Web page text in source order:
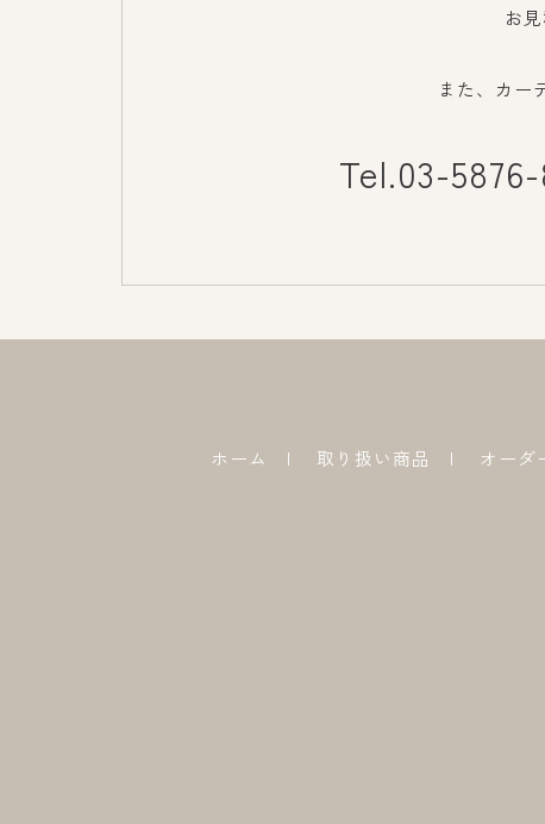
お
また、カー
Tel.03-
ホーム 取り扱い商品 オーダ